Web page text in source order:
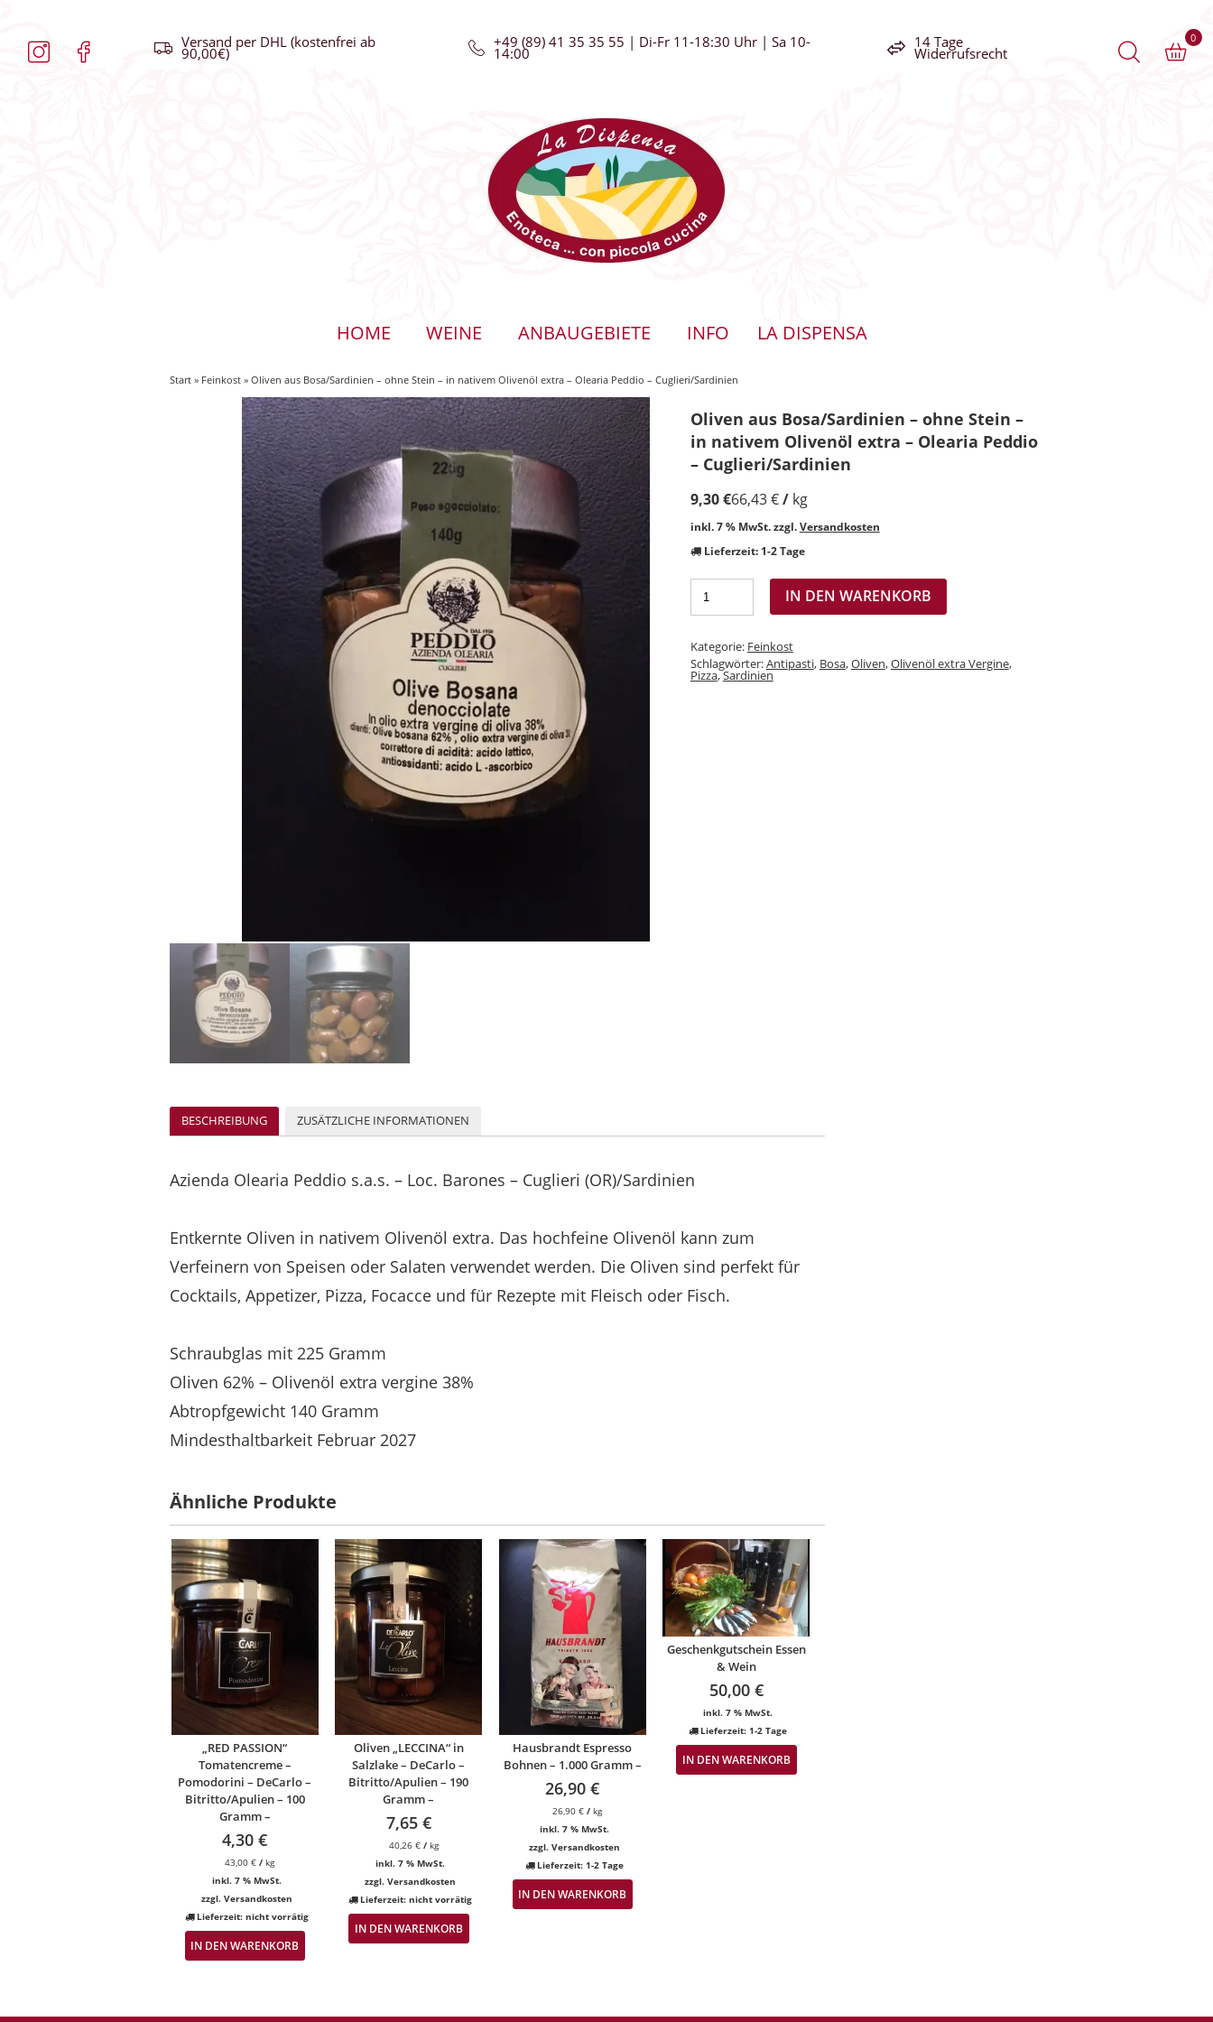
Versand per DHL (kostenfrei ab
90,00€)
+49 (89) 41 35 35 55 | Di-Fr 11-18:30 Uhr | Sa 10-
14:00
14 Tage
Widerrufsrecht
0
HOME WEINE ANBAUGEBIETE INFO LA DISPENSA
Start » Feinkost » Oliven aus Bosa/Sardinien – ohne Stein – in nativem Olivenöl extra – Olearia Peddio – Cuglieri/Sardinien
🔍
Oliven aus Bosa/Sardinien – ohne Stein –
in nativem Olivenöl extra – Olearia Peddio
– Cuglieri/Sardinien
9,30€66,43€/ kg
inkl. 7 % MwSt. zzgl.Versandkosten
Lieferzeit: 1-2 Tage
IN DEN WARENKORB
Kategorie: Feinkost
Schlagwörter:Antipasti, Bosa,Oliven,Olivenöl extra Vergine,
Pizza,Sardinien
BESCHREIBUNG ZUSÄTZLICHE INFORMATIONEN
Azienda Olearia Peddio s.a.s. – Loc. Barones – Cuglieri (OR)/Sardinien
Entkernte Oliven in nativem Olivenöl extra. Das hochfeine Olivenöl kann zum
Verfeinern von Speisen oder Salaten verwendet werden. Die Oliven sind perfekt für
Cocktails, Appetizer, Pizza, Focacce und für Rezepte mit Fleisch oder Fisch.
Schraubglas mit 225 Gramm
Oliven 62% – Olivenöl extra vergine 38%
Abtropfgewicht 140 Gramm
Mindesthaltbarkeit Februar 2027
Ähnliche Produkte
„RED PASSION“
Tomatencreme –
Pomodorini – DeCarlo –
Bitritto/Apulien – 100
Gramm –
4,30€
43,00€ /kg
inkl. 7 % MwSt.
zzgl. Versandkosten
Lieferzeit: nicht vorrätig
IN DEN WARENKORB
Oliven „LECCINA“ in
Salzlake – DeCarlo –
Bitritto/Apulien – 190
Gramm –
7,65 €
40,26 €/ kg
inkl. 7 % MwSt.
zzgl.Versandkosten
Lieferzeit:nicht vorrätig
IN DEN WARENKORB
Hausbrandt Espresso
Bohnen – 1.000 Gramm –
26,90€
26,90€ /kg
inkl. 7 % MwSt.
zzgl. Versandkosten
Lieferzeit: 1-2 Tage
IN DEN WARENKORB
Geschenkgutschein Essen
& Wein
50,00 €
inkl. 7 % MwSt.
Lieferzeit:1-2 Tage
IN DEN WARENKORB